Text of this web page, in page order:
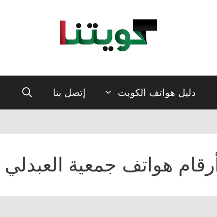
دليل هواتف الكويت إتصل بنا
هواتف جمعية العبدلي